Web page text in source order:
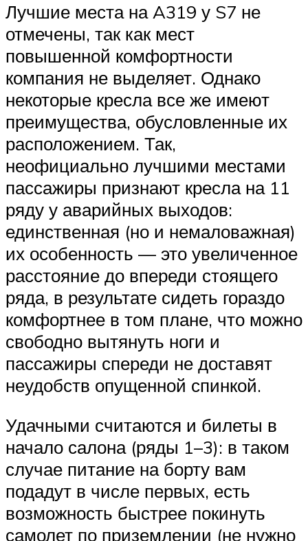
Лучшие места на A319 у S7 не
отмечены, так как мест
повышенной комфортности
компания не выделяет. Однако
некоторые кресла все же имеют
преимущества, обусловленные их
расположением. Так,
неофициально лучшими местами
пассажиры признают кресла на 11
ряду у аварийных выходов:
единственная (но и немаловажная)
их особенность — это увеличенное
расстояние до впереди стоящего
ряда, в результате сидеть гораздо
комфортнее в том плане, что можно
свободно вытянуть ноги и
пассажиры спереди не доставят
неудобств опущенной спинкой.
Удачными считаются и билеты в
начало салона (ряды 1–3): в таком
случае питание на борту вам
подадут в числе первых, есть
возможность быстрее покинуть
самолет по приземлении (не нужно